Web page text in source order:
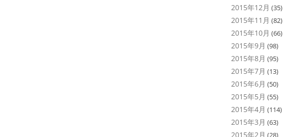
2015年12月 (35)
2015年11月 (82)
2015年10月 (66)
2015年9月 (98)
2015年8月 (95)
2015年7月 (13)
2015年6月 (50)
2015年5月 (55)
2015年4月 (114)
2015年3月 (63)
2015年2月 (28)